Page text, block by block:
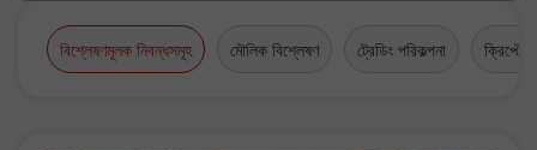
বিশ্লেষণমূলক নিবন্ধসমূহ মৌলিক বিশ্লেষণ ট্রেডিং পরিকল্পনা